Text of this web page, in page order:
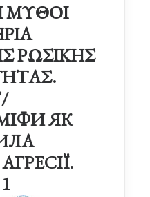
ΜΥΘΟΙ
ΡΩΣΙΚΗΣ
ЯК